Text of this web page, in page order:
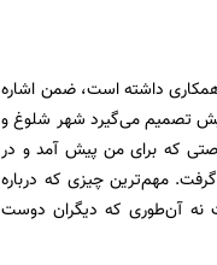
همکاری داشته است، ضمن اشاره
تصمیم می‌گیرد شهر شلوغ و
که برای من پیش آمد و در
مهم‌ترین چیزی که درباره
نه آن‌طوری که دیگران دوست